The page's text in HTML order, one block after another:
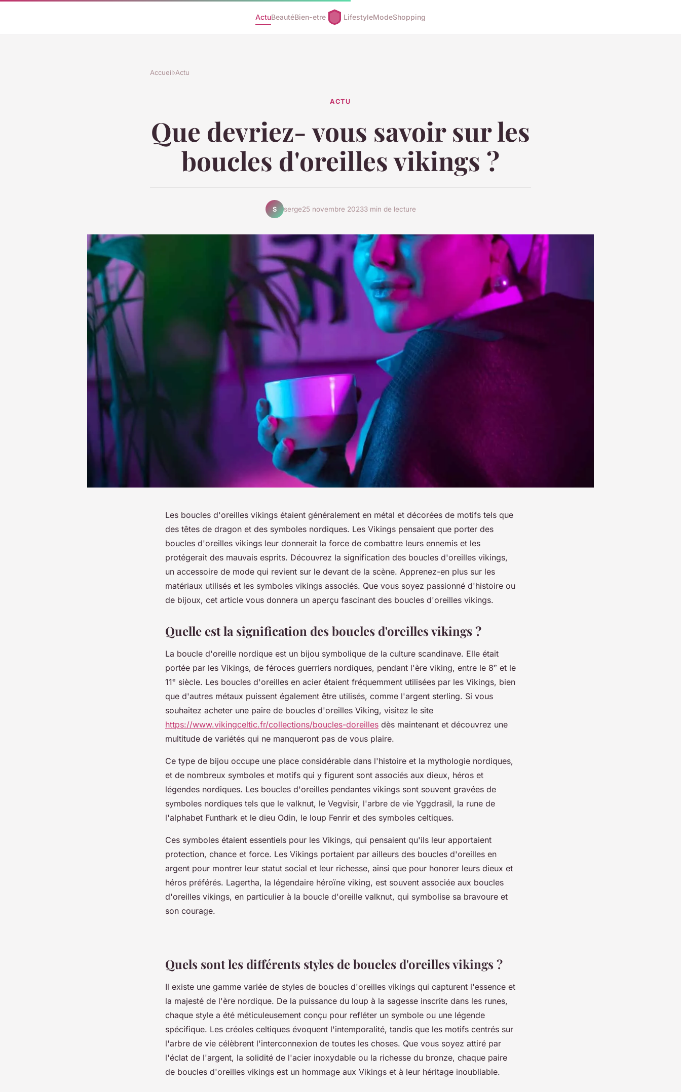
ActuBeautéBien-etre LifestyleModeShopping
Accueil›Actu
ACTU
Que devriez- vous savoir sur les
boucles d'oreilles vikings ?
S serge25 novembre 20233 min de lecture
Les boucles d'oreilles vikings étaient généralement en métal et décorées de motifs tels que
des têtes de dragon et des symboles nordiques. Les Vikings pensaient que porter des
boucles d'oreilles vikings leur donnerait la force de combattre leurs ennemis et les
protégerait des mauvais esprits. Découvrez la signification des boucles d'oreilles vikings,
un accessoire de mode qui revient sur le devant de la scène. Apprenez-en plus sur les
matériaux utilisés et les symboles vikings associés. Que vous soyez passionné d'histoire ou
de bijoux, cet article vous donnera un aperçu fascinant des boucles d'oreilles vikings.
Quelle est la signification des boucles d'oreilles vikings ?
La boucle d'oreille nordique est un bijou symbolique de la culture scandinave. Elle était
portée par les Vikings, de féroces guerriers nordiques, pendant l'ère viking, entre le 8ᵉ et le
11ᵉ siècle. Les boucles d'oreilles en acier étaient fréquemment utilisées par les Vikings, bien
que d'autres métaux puissent également être utilisés, comme l'argent sterling. Si vous
souhaitez acheter une paire de boucles d'oreilles Viking, visitez le site
https://www.vikingceltic.fr/collections/boucles-doreilles dès maintenant et découvrez une
multitude de variétés qui ne manqueront pas de vous plaire.
Ce type de bijou occupe une place considérable dans l'histoire et la mythologie nordiques,
et de nombreux symboles et motifs qui y figurent sont associés aux dieux, héros et
légendes nordiques. Les boucles d'oreilles pendantes vikings sont souvent gravées de
symboles nordiques tels que le valknut, le Vegvisir, l'arbre de vie Yggdrasil, la rune de
l'alphabet Funthark et le dieu Odin, le loup Fenrir et des symboles celtiques.
Ces symboles étaient essentiels pour les Vikings, qui pensaient qu'ils leur apportaient
protection, chance et force. Les Vikings portaient par ailleurs des boucles d'oreilles en
argent pour montrer leur statut social et leur richesse, ainsi que pour honorer leurs dieux et
héros préférés. Lagertha, la légendaire héroïne viking, est souvent associée aux boucles
d'oreilles vikings, en particulier à la boucle d'oreille valknut, qui symbolise sa bravoure et
son courage.
Quels sont les différents styles de boucles d'oreilles vikings ?
Il existe une gamme variée de styles de boucles d'oreilles vikings qui capturent l'essence et
la majesté de l'ère nordique. De la puissance du loup à la sagesse inscrite dans les runes,
chaque style a été méticuleusement conçu pour refléter un symbole ou une légende
spécifique. Les créoles celtiques évoquent l'intemporalité, tandis que les motifs centrés sur
l'arbre de vie célèbrent l'interconnexion de toutes les choses. Que vous soyez attiré par
l'éclat de l'argent, la solidité de l'acier inoxydable ou la richesse du bronze, chaque paire
de boucles d'oreilles vikings est un hommage aux Vikings et à leur héritage inoubliable.